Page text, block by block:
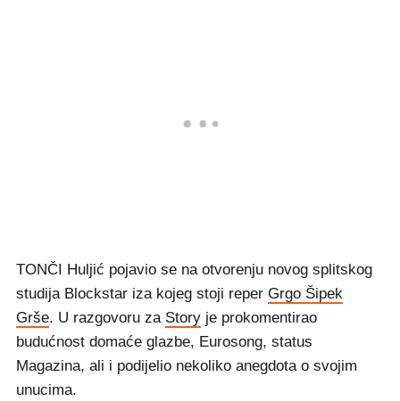
TONČI Huljić pojavio se na otvorenju novog splitskog
studija Blockstar iza kojeg stoji reper Grgo Šipek
Grše. U razgovoru za Story je prokomentirao
budućnost domaće glazbe, Eurosong, status
Magazina, ali i podijelio nekoliko anegdota o svojim
unucima.